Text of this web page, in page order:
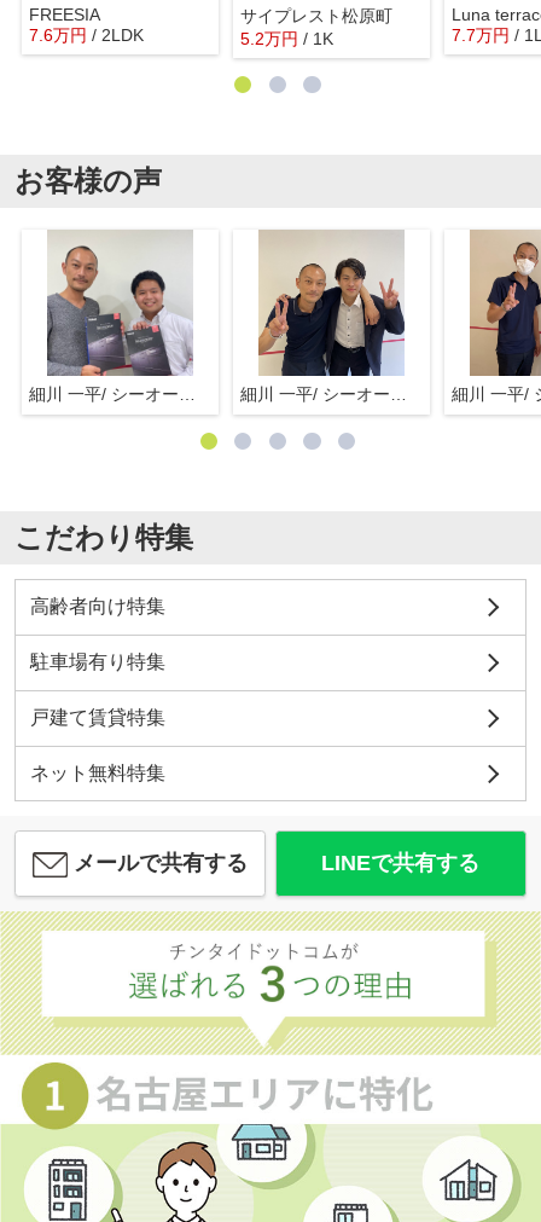
FREESIA
7.6万円 / 2LDK
サイプレスト松原町
5.2万円 / 1K
Luna
7.7万円 /
お客様の声
こだわり特集
高齢者向け特集
駐車場有り特集
戸建て賃貸特集
ネット無料特集
メールで共有する LINEで共有する